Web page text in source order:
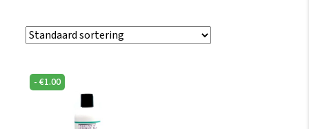
-€1.00